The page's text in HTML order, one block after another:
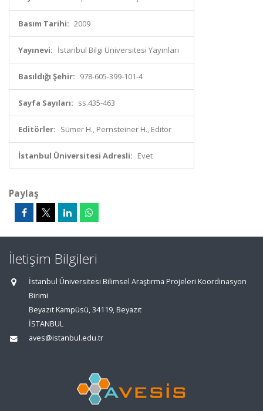
Basım Tarihi: 2009
Yayınevi: İstanbul Bilgi Üniversitesi Yayınları
Basıldığı Şehir: 978-605-399-101-4
Sayfa Sayıları: ss.435-463
Editörler: Sümer H., Pernsteiner H., Editör
İstanbul Üniversitesi Adresli: Evet
Paylaş
İletişim Bilgileri
İstanbul Üniversitesi Bilimsel Araştırma Projeleri Koordinasyon
Birimi
Beyazıt Kampüsü, 34119, Beyazıt
İSTANBUL
aves@istanbul.edu.tr